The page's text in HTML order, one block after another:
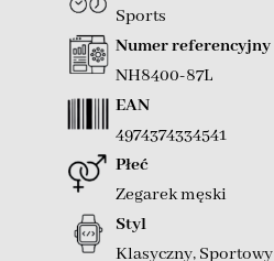
Sports
Numer referencyjny
NH8400-87L
EAN
4974374334541
Płeć
Zegarek męski
Styl
Klasyczny, Sportowy